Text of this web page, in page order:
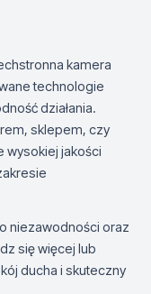
kamera
technologie
działania.
sklepem, czy
wysokiej jakości
niezawodności oraz
się więcej lub
ducha i skuteczny